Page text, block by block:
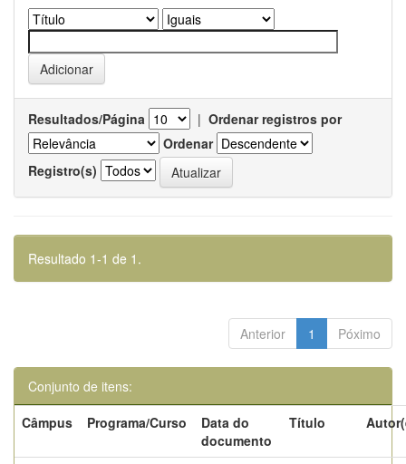
Resultados/Página | Ordenar registros por
Ordenar
Registro(s)
Resultado 1-1 de 1.
Anterior 1 Póximo
Conjunto de itens:
Câmpus
Programa/Curso
Data do
documento
Título